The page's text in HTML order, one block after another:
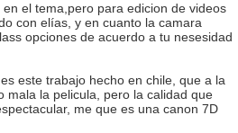
el tema,pero para edicion de videos
con elías, y en cuanto la camara
opciones de acuerdo a tu nesesidad
este trabajo hecho en chile, que a la
mala la pelicula, pero la calidad que
me que es una canon 7D